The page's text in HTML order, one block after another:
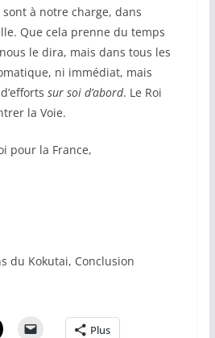
à notre charge, dans
Que cela prenne du temps
le dira, mais dans tous les
ni immédiat, mais
sur soi d’abord. Le Roi
la Voie.
pour la France,
Conclusion
Plus